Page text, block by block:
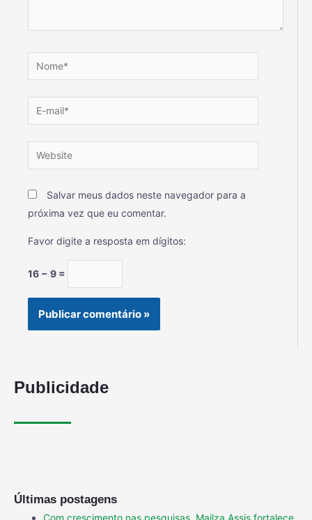
Salvar meus dados neste navegador para a
próxima vez que eu comentar.
Favor digite a resposta em dígitos:
16 − 9 =
Publicidade
Últimas postagens
Com crescimento nas pesquisas, Mailza Assis fortalece